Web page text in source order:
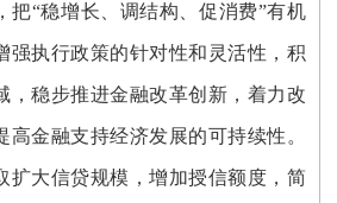
把“稳增长、调结构、促消费”有机
强执行政策的针对性和灵活性，积
，稳步推进金融改革创新，着力改
高金融支持经济发展的可持续性。
扩大信贷规模，增加授信额度，简